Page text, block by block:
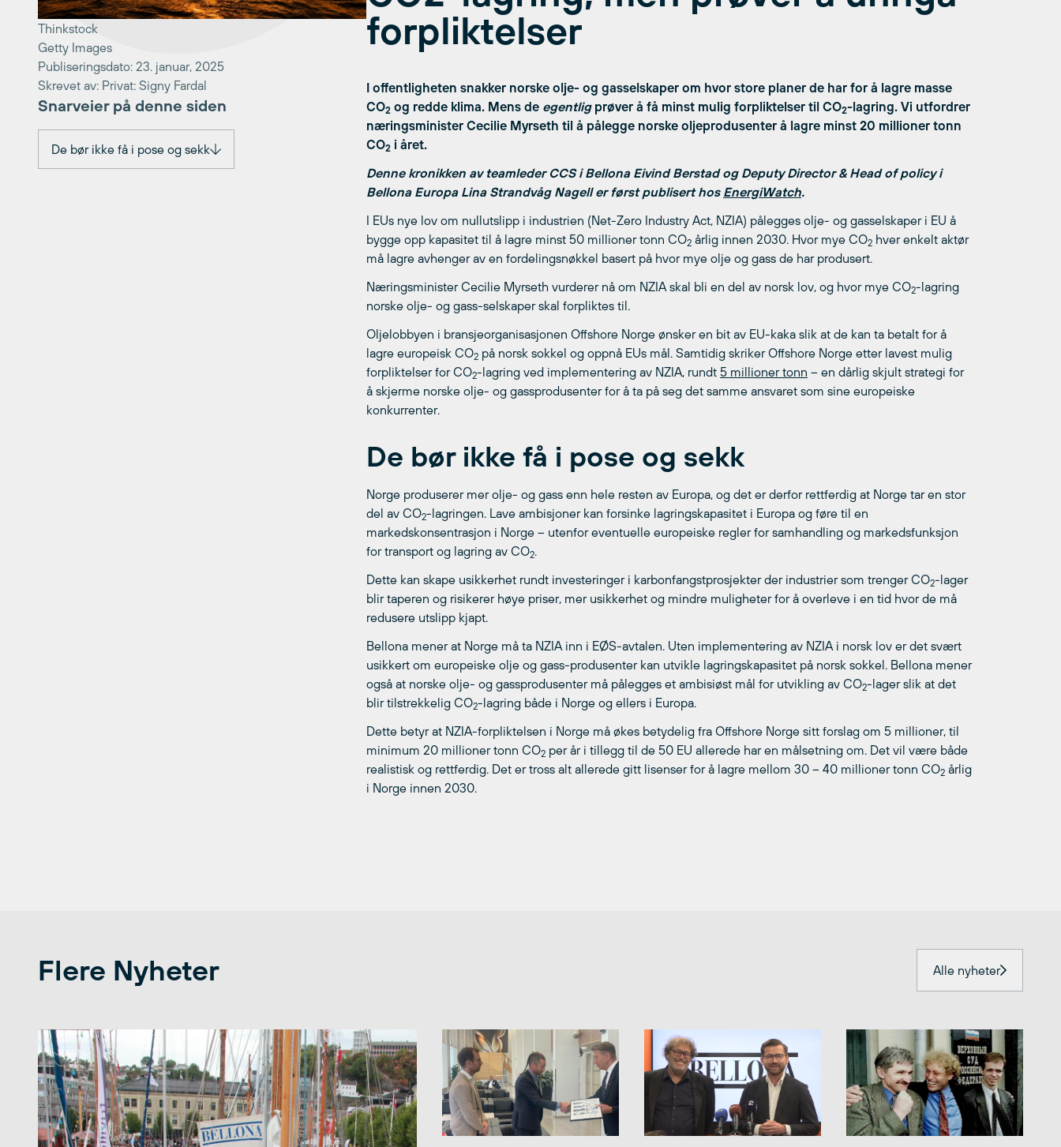
Thinkstock
Getty Images
Publiseringsdato: 23. januar, 2025
Skrevet av: Privat: Signy Fardal
Snarveier på denne siden
De bør ikke få i pose og sekk
forpliktelser
I offentligheten snakker norske olje- og gasselskaper om hvor store planer de har for å lagre masse
CO2 og redde klima. Mens de egentligprøver å få minst mulig forpliktelser til CO2-lagring. Vi utfordrer
næringsminister Cecilie Myrseth til å pålegge norske oljeprodusenter å lagre minst 20 millioner tonn
CO2 i året.
Denne kronikken av teamleder CCS i Bellona Eivind Berstad og Deputy Director & Head of policy i
Bellona Europa Lina Strandvåg Nagell er først publisert hos EnergiWatch.
I EUs nye lov om nullutslipp i industrien (Net-Zero Industry Act, NZIA) pålegges olje- og gasselskaper i EU å
bygge opp kapasitet til å lagre minst 50 millioner tonn CO2 årlig innen 2030. Hvor mye CO2 hver enkelt aktør
må lagre avhenger av en fordelingsnøkkel basert på hvor mye olje og gass de har produsert.
Næringsminister Cecilie Myrseth vurderer nå om NZIA skal bli en del av norsk lov, og hvor mye CO2-lagring
norske olje- og gass-selskaper skal forpliktes til.
Oljelobbyen i bransjeorganisasjonen Offshore Norge ønsker en bit av EU-kaka slik at de kan ta betalt for å
lagre europeisk CO2 på norsk sokkel og oppnå EUs mål. Samtidig skriker Offshore Norge etter lavest mulig
forpliktelser for CO2-lagring ved implementering av NZIA, rundt 5 millioner tonn – en dårlig skjult strategi for
å skjerme norske olje- og gassprodusenter for å ta på seg det samme ansvaret som sine europeiske
konkurrenter.
De bør ikke få i pose og sekk
Norge produserer mer olje- og gass enn hele resten av Europa, og det er derfor rettferdig at Norge tar en stor
del av CO2-lagringen. Lave ambisjoner kan forsinke lagringskapasitet i Europa og føre til en
markedskonsentrasjon i Norge – utenfor eventuelle europeiske regler for samhandling og markedsfunksjon
for transport og lagring av CO2.
Dette kan skape usikkerhet rundt investeringer i karbonfangstprosjekter der industrier som trenger CO2-lager
blir taperen og risikerer høye priser, mer usikkerhet og mindre muligheter for å overleve i en tid hvor de må
redusere utslipp kjapt.
Bellona mener at Norge må ta NZIA inn i EØS-avtalen. Uten implementering av NZIA i norsk lov er det svært
usikkert om europeiske olje og gass-produsenter kan utvikle lagringskapasitet på norsk sokkel. Bellona mener
også at norske olje- og gassprodusenter må pålegges et ambisiøst mål for utvikling av CO2-lager slik at det
blir tilstrekkelig CO2-lagring både i Norge og ellers i Europa.
Dette betyr at NZIA-forpliktelsen i Norge må økes betydelig fra Offshore Norge sitt forslag om 5 millioner, til
minimum 20 millioner tonn CO2 per år i tillegg til de 50 EU allerede har en målsetning om. Det vil være både
realistisk og rettferdig. Det er tross alt allerede gitt lisenser for å lagre mellom 30 – 40 millioner tonn CO2 årlig
i Norge innen 2030.
Flere Nyheter Alle nyheter